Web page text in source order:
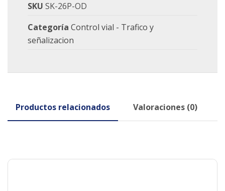
SKU SK-26P-OD
Categoría Control vial - Trafico y
señalizacion
Productos relacionados Valoraciones (0)